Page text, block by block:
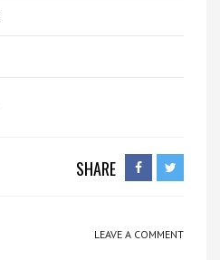
SHARE
LEAVE A COMMENT